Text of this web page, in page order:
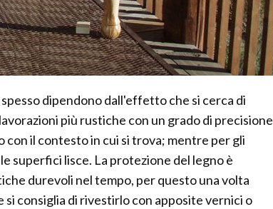
dipendono dall'effetto che si cerca di
più rustiche con un grado di precisione
il contesto in cui si trova; mentre per gli
superfici lisce. La protezione del legno è
durevoli nel tempo, per questo una volta
consiglia di rivestirlo con apposite vernici o